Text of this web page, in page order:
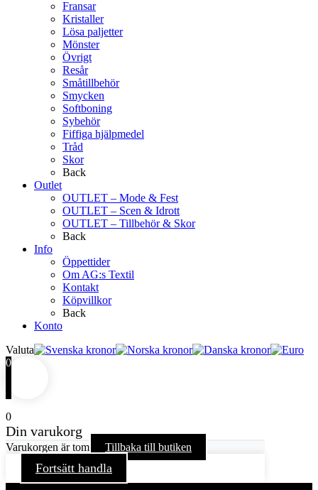
Fransar
Kristaller
Lösa paljetter
Mönster
Övrigt
Resår
Småtillbehör
Smycken
Softboning
Sybehör
Fiffiga hjälpmedel
Tråd
Skor
Back
Outlet
OUTLET – Mode & Fest
OUTLET – Scen & Idrott
OUTLET – Tillbehör & Skor
Back
Info
Öppettider
Om AG:s Textil
Kontakt
Köpvillkor
Back
Konto
Valuta
0
0
Din varukorg
Varukorgen är tom Tillbaka till butiken
Fortsätt handla